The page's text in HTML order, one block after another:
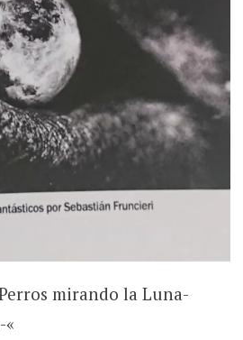
mirando la Luna-
«